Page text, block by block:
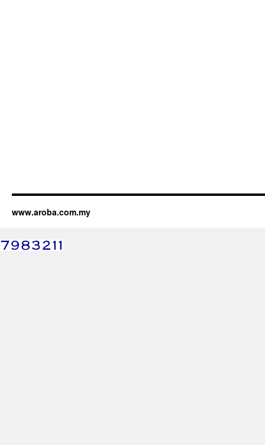
www.aroba.com.my